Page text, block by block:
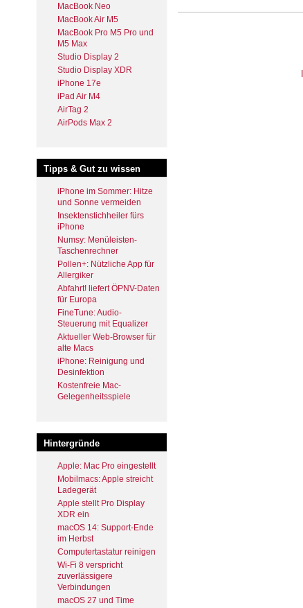
MacBook Neo
MacBook Air M5
MacBook Pro M5 Pro und
M5 Max
Studio Display 2
Studio Display XDR
iPhone 17e
iPad Air M4
AirTag 2
AirPods Max 2
Tipps & Gut zu wissen
iPhone im Sommer: Hitze
und Sonne vermeiden
Insektenstichheiler fürs
iPhone
Numsy: Menüleisten-
Taschenrechner
Pollen+: Nützliche App für
Allergiker
Abfahrt! liefert ÖPNV-Daten
für Europa
FineTune: Audio-
Steuerung mit Equalizer
Aktueller Web-Browser für
alte Macs
iPhone: Reinigung und
Desinfektion
Kostenfreie Mac-
Gelegenheitsspiele
Hintergründe
Apple: Mac Pro eingestellt
Mobilmacs: Apple streicht
Ladegerät
Apple stellt Pro Display
XDR ein
macOS 14: Support-Ende
im Herbst
Computertastatur reinigen
Wi-Fi 8 verspricht
zuverlässigere
Verbindungen
macOS 27 und Time